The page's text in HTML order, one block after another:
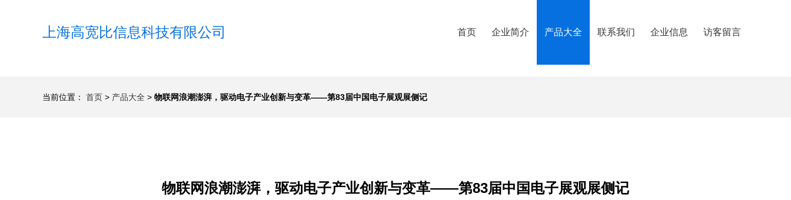
上海高宽比信息科技有限公司 首页 企业简介 产品大全 联系我们 企业信息 访客留言
当前位置： 首页 > 产品大全 > 物联网浪潮澎湃，驱动电子产业创新与变革——第83届中国电子展观展侧记
物联网浪潮澎湃，驱动电子产业创新与变革——第83届中国电子展观展侧记